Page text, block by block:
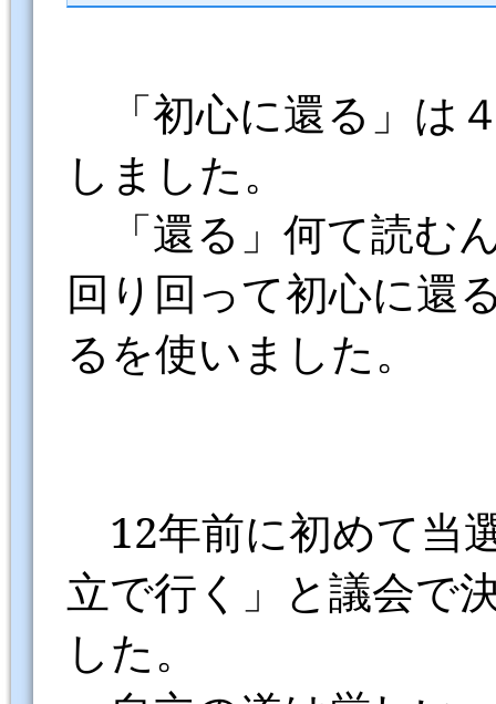
「初心に還る」は
しました。
「還る」何て読む
回り回って初心に還
るを使いました。
12年前に初めて当
立で行く」と議会で
した。